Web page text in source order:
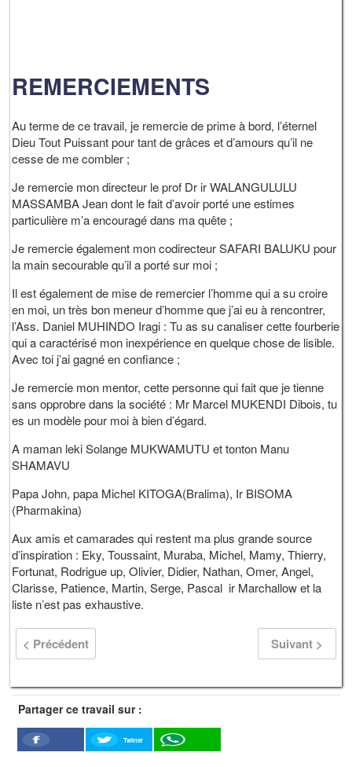
REMERCIEMENTS
Au terme de ce travail, je remercie de prime à bord, l’éternel
Dieu Tout Puissant pour tant de grâces et d’amours qu’il ne
cesse de me combler ;
Je remercie mon directeur le prof Dr ir WALANGULULU
MASSAMBA Jean dont le fait d’avoir porté une estimes
particulière m’a encouragé dans ma quête ;
Je remercie également mon codirecteur SAFARI BALUKU pour
la main secourable qu’il a porté sur moi ;
Il est également de mise de remercier l’homme qui a su croire
en moi, un très bon meneur d’homme que j’ai eu à rencontrer,
l’Ass. Daniel MUHINDO Iragi : Tu as su canaliser cette fourberie
qui a caractérisé mon inexpérience en quelque chose de lisible.
Avec toi j’ai gagné en confiance ;
Je remercie mon mentor, cette personne qui fait que je tienne
sans opprobre dans la société : Mr Marcel MUKENDI Dibois, tu
es un modèle pour moi à bien d’égard.
A maman leki Solange MUKWAMUTU et tonton Manu
SHAMAVU
Papa John, papa Michel KITOGA(Bralima), Ir BISOMA
(Pharmakina)
Aux amis et camarades qui restent ma plus grande source
d’inspiration : Eky, Toussaint, Muraba, Michel, Mamy, Thierry,
Fortunat, Rodrigue up, Olivier, Didier, Nathan, Omer, Angel,
Clarisse, Patience, Martin, Serge, Pascal ir Marchallow et la
liste n’est pas exhaustive.
< Précédent Suivant >
Partager ce travail sur :
Facebook
Twitter